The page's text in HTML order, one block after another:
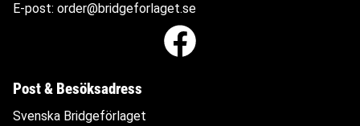
E-post: order@bridgeforlaget.se
Post & Besöksadress
Svenska Bridgeförlaget